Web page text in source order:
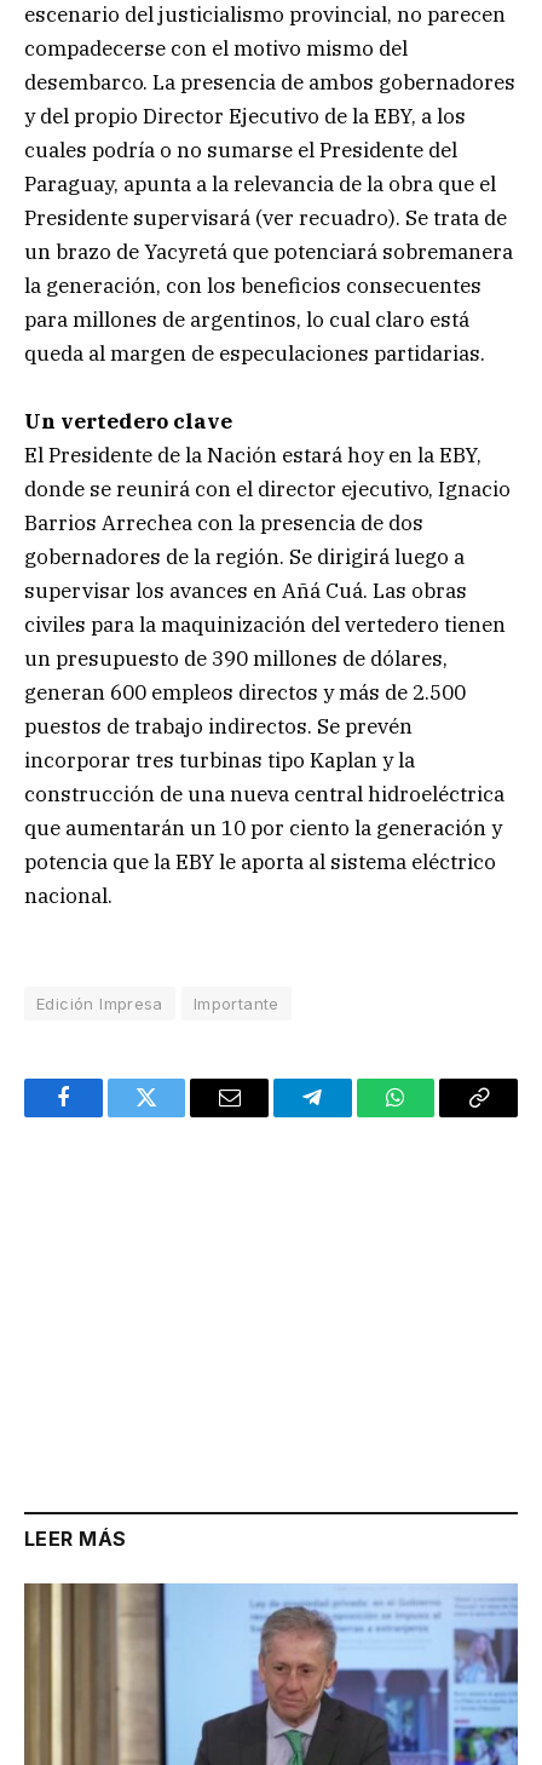
escenario del justicialismo provincial, no parecen
compadecerse con el motivo mismo del
desembarco. La presencia de ambos gobernadores
y del propio Director Ejecutivo de la EBY, a los
cuales podría o no sumarse el Presidente del
Paraguay, apunta a la relevancia de la obra que el
Presidente supervisará (ver recuadro). Se trata de
un brazo de Yacyretá que potenciará sobremanera
la generación, con los beneficios consecuentes
para millones de argentinos, lo cual claro está
queda al margen de especulaciones partidarias.
Un vertedero clave
El Presidente de la Nación estará hoy en la EBY,
donde se reunirá con el director ejecutivo, Ignacio
Barrios Arrechea con la presencia de dos
gobernadores de la región. Se dirigirá luego a
supervisar los avances en Añá Cuá. Las obras
civiles para la maquinización del vertedero tienen
un presupuesto de 390 millones de dólares,
generan 600 empleos directos y más de 2.500
puestos de trabajo indirectos. Se prevén
incorporar tres turbinas tipo Kaplan y la
construcción de una nueva central hidroeléctrica
que aumentarán un 10 por ciento la generación y
potencia que la EBY le aporta al sistema eléctrico
nacional.
Edición Impresa Importante
FacebookTwitter Email TelegramWhatsAppCopy
LEER MÁS